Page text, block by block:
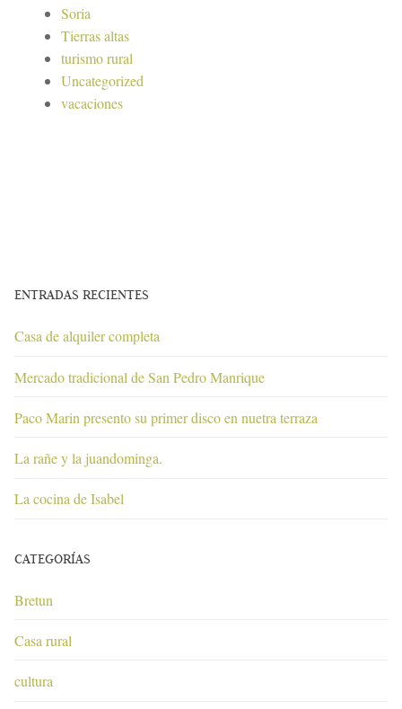
Soria
Tierras altas
turismo rural
Uncategorized
vacaciones
ENTRADAS RECIENTES
Casa de alquiler completa
Mercado tradicional de San Pedro Manrique
Paco Marin presento su primer disco en nuetra terraza
La rañe y la juandominga.
La cocina de Isabel
CATEGORÍAS
Bretun
Casa rural
cultura